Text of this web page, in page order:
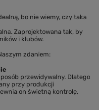
bo nie wiemy, czy taka
Zaprojektowana tak, by
i klubów.
zdaniem:
przewidywalny. Dlatego
przy produkcji
on świetną kontrolę,